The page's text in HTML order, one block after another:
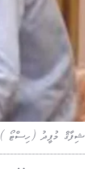
ޝިފާޤް މުފީދު (ހިސްޓޯ )